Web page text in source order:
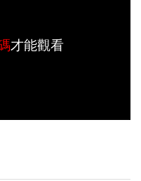
才能觀看